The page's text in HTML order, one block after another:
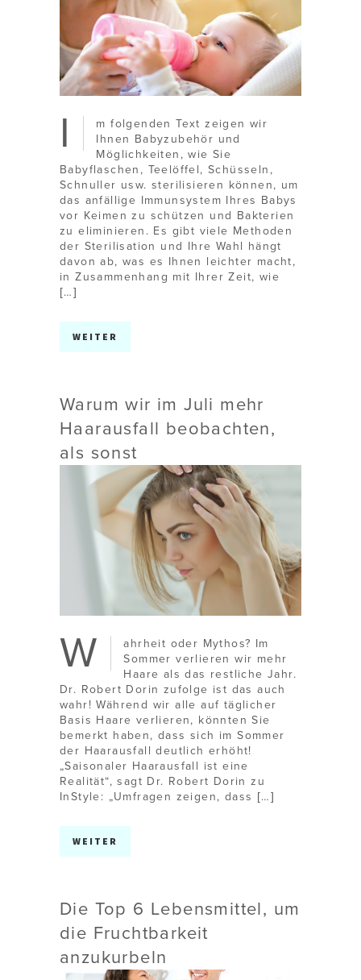
I
m folgenden Text zeigen wir
Ihnen Babyzubehör und
Möglichkeiten, wie Sie
Babyflaschen, Teelöffel, Schüsseln,
Schnuller usw. sterilisieren können, um
das anfällige Immunsystem Ihres Babys
vor Keimen zu schützen und Bakterien
zu eliminieren. Es gibt viele Methoden
der Sterilisation und Ihre Wahl hängt
davon ab, was es Ihnen leichter macht,
in Zusammenhang mit Ihrer Zeit, wie
[…]
WEITER
Warum wir im Juli mehr
Haarausfall beobachten,
als sonst
W
ahrheit oder Mythos? Im
Sommer verlieren wir mehr
Haare als das restliche Jahr.
Dr. Robert Dorin zufolge ist das auch
wahr! Während wir alle auf täglicher
Basis Haare verlieren, könnten Sie
bemerkt haben, dass sich im Sommer
der Haarausfall deutlich erhöht!
„Saisonaler Haarausfall ist eine
Realität“, sagt Dr. Robert Dorin zu
InStyle: „Umfragen zeigen, dass […]
WEITER
Die Top 6 Lebensmittel, um
die Fruchtbarkeit
anzukurbeln